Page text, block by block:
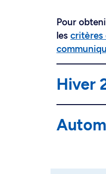
Pour
les critères
Hiver